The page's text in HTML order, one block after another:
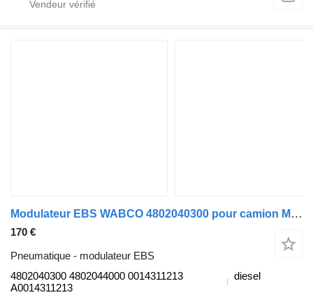
Modulateur EBS WABCO 4802040300 pour camion Mercedes-Benz Antos, Arocs, Actros MP4 (2012-)
170 €
Pneumatique - modulateur EBS
4802040300 4802044000 0014311213
A0014311213
diesel